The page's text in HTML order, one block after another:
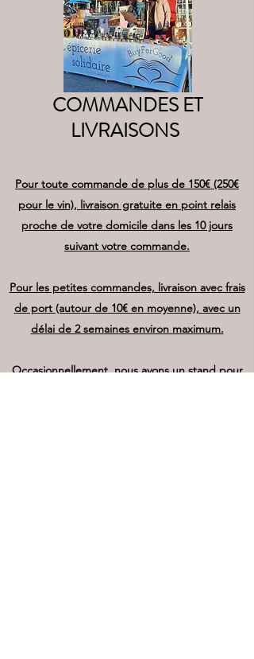
COMMANDES ET
LIVRAISONS
Pour toute commande de plus de 150€ (250€
pour le vin), livraison gratuite en point relais
proche de votre domicile dans les 10 jours
suivant votre commande.
Pour les petites commandes, livraison avec frais
de port (autour de 10€ en moyenne), avec un
délai de 2 semaines environ maximum.
Occasionnellement, nous avons un stand pour